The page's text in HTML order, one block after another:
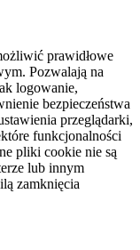
prawidłowe
Pozwalają na
logowanie,
bezpieczeństwa
przeglądarki,
funkcjonalności
pliki cookie nie są
lub innym
zamknięcia